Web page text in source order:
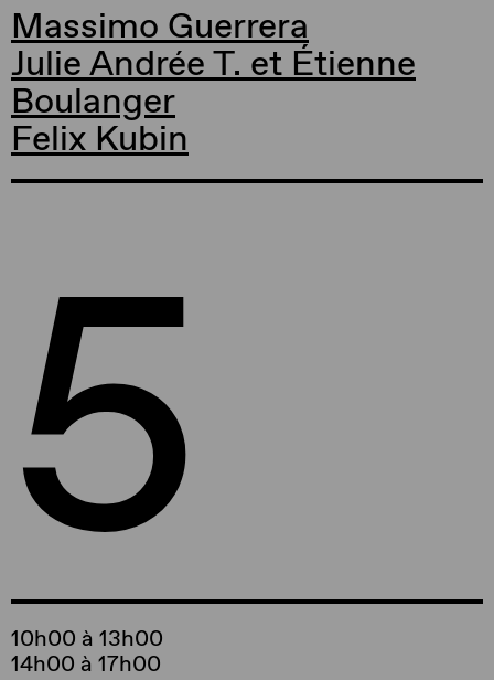
Massimo Guerrera
Julie Andrée T. et Étienne
Boulanger
Felix Kubin
5
10h00 à 13h00
14h00 à 17h00